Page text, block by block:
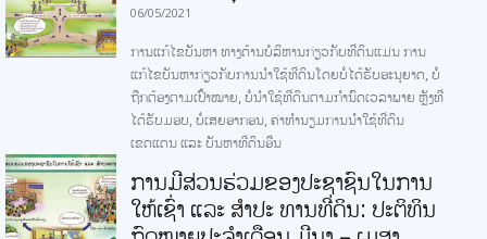
06/05/2021
ການແກ້ໄຂບັນຫາ ທາງດ້ານບໍລິຫານກ່ຽວກັບທີ່ດິນແມ່ນ ການ
ແກ້ໄຂບັນຫາກ່ຽວກັບການນໍາໃຊ້ທີ່ດິນໂດຍບໍ່ໄດ້ຮັບອະນຸຍາດ, ບໍ່
ຖືກຕ້ອງຕາມເປົ້າໝາຍ, ບໍ່ນໍາໃຊ້ທີ່ດິນຕາມກໍານົດເວລາພາຍ ຫຼັງທີ່
ໄດ້ຮັບມອບ, ບໍ່ເສຍອາກອນ, ຄ່າທໍານຽມການນໍາໃຊ້ທີ່ດິນ
ເຂດແດນ ແລະ ບັນຫາທີ່ດິນອື່ນ
ການມີສ່ວນຮ່ວມຂອງປະຊາຊົນໃນການ
ໃຫ້ເຊົ່າ ແລະ ສໍາປະ ທານທີ່ດິນ: ປະຕິທິນ